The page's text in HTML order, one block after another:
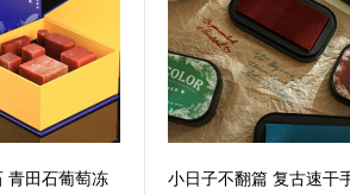
青田石葡萄冻
小日子不翻篇 复古速干